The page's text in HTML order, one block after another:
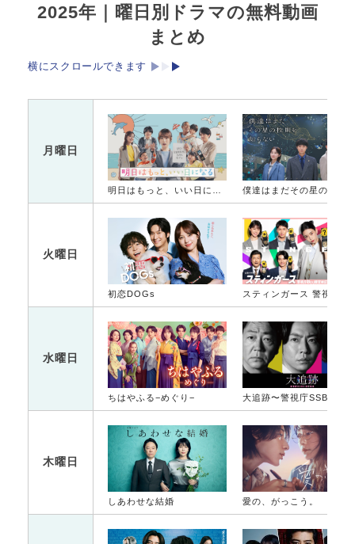
2025年｜曜日別ドラマの無料動画
まとめ
横にスクロールできます
月曜日
明日はもっと、いい日になる
火曜日
初恋DOGs
水曜日
ちはやふる−めぐり−
木曜日
しあわせな結婚 愛の、がっこう。